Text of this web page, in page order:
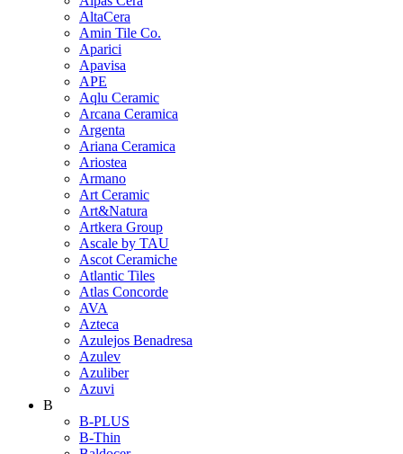
AltaCera
Amin Tile Co.
Aparici
Apavisa
APE
Aqlu Ceramic
Arcana Ceramica
Argenta
Ariana Ceramica
Ariostea
Armano
Art Ceramic
Art&Natura
Artkera Group
Ascale by TAU
Ascot Ceramiche
Atlantic Tiles
Atlas Concorde
AVA
Azteca
Azulejos Benadresa
Azulev
Azuliber
Azuvi
B
B-PLUS
B-Thin